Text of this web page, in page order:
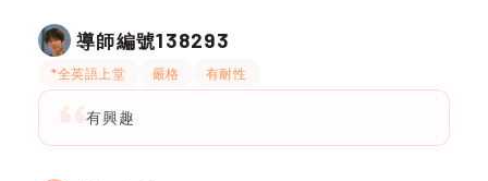
導師編號138293
*全英語上堂 嚴格 有耐性
有興趣